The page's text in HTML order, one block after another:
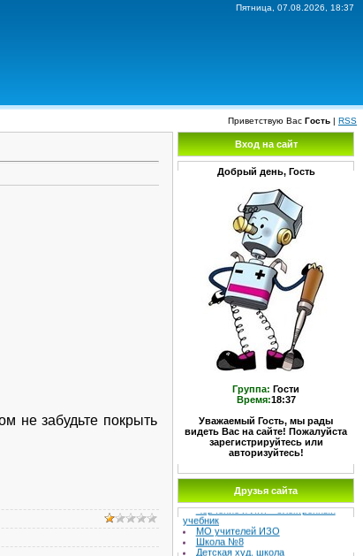
Пятница, 07.08.2026, 18:37
Приветствую Вас Гость | RSS
не забудьте покрыть
Вход на сайт
Добрый день, Гость
Группа: Гости
Время:18:37
Уважаемый Гость, мы рады
видеть Вас на сайте! Пожалуйста
зарегистрируйтесь или
авторизуйтесь!
Друзья сайта
МЕТОДИЧЕСКИЙ СУНДУЧОК –
Сайт учителя изо и черчения
Черчение и ИКТ - электронный
учебник
МО учителей ИЗО
Школа №8
Детская худ. школа